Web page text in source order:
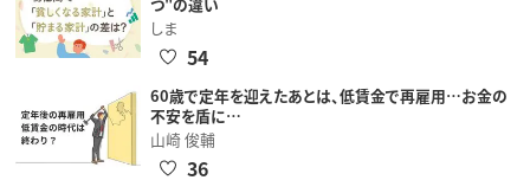
しま
54
60歳で定年を迎えたあとは、低賃金で再雇用…お金の
不安を盾に…
山崎 俊輔
36